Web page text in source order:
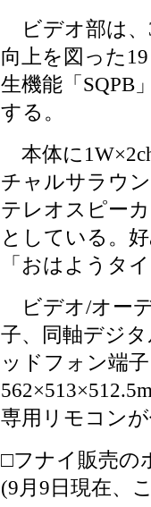
ビデオ部は、
向上を図った
生機能「SQPB
する。
本体に
チャルサラウ
テレオスピー
としている。
「おはようタ
ビデオ/オー
子、同軸デジ
ッドフォン端
専用リモコンが
□フナイ販売の
(9月9日現在、